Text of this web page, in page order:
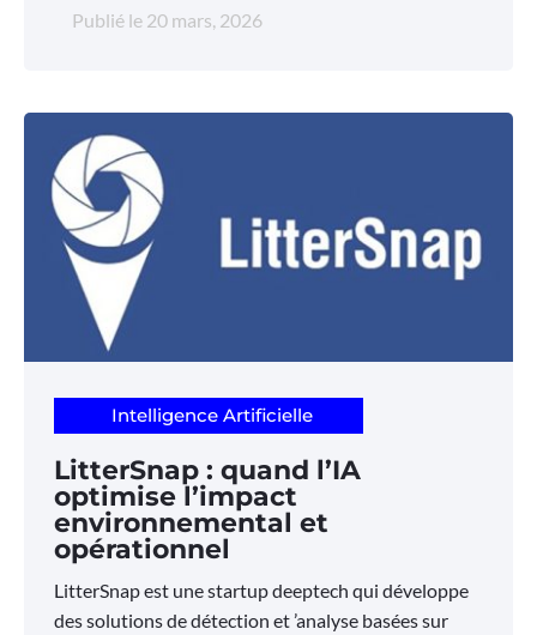
Publié le 20 mars, 2026
Intelligence Artificielle
LitterSnap : quand l’IA
optimise l’impact
environnemental et
opérationnel
LitterSnap est une startup deeptech qui développe
des solutions de détection et ’analyse basées sur